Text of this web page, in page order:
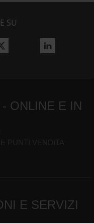
SU
ONLINE E IN
E SERVIZI